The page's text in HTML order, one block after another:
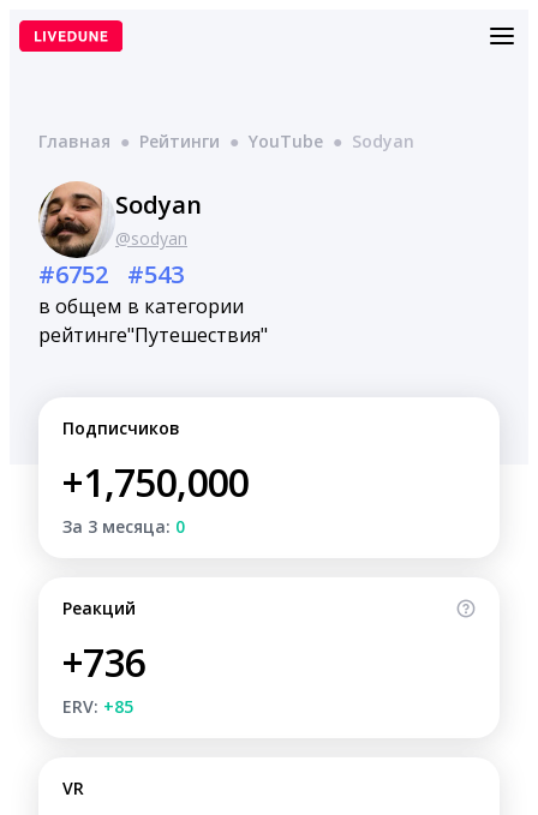
Перейти
Главная ● Рейтинги ● YouTube ● Sodyan
Sodyan
@sodyan
#6752
в общем
рейтинге
#543
в категории
"Путешествия"
Подписчиков
+1,750,000
За 3 месяца: 0
Реакций
+736
ERV: +85
VR